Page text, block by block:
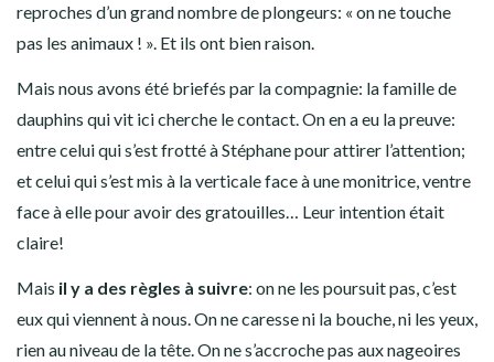
reproches d’un grand nombre de plongeurs: « on ne touche
pas les animaux ! ». Et ils ont bien raison.
Mais nous avons été briefés par la compagnie: la famille de
dauphins qui vit ici cherche le contact. On en a eu la preuve:
entre celui qui s’est frotté à Stéphane pour attirer l’attention;
et celui qui s’est mis à la verticale face à une monitrice, ventre
face à elle pour avoir des gratouilles… Leur intention était
claire!
Mais il y a des règles à suivre: on ne les poursuit pas, c’est
eux qui viennent à nous. On ne caresse ni la bouche, ni les yeux,
rien au niveau de la tête. On ne s’accroche pas aux nageoires